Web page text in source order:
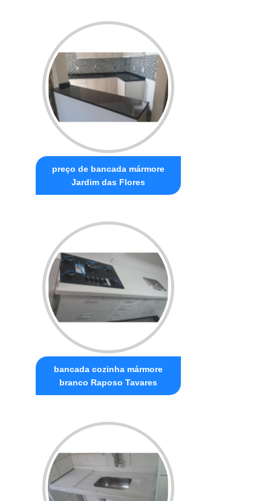
preço de bancada mármore
Jardim das Flores
bancada cozinha mármore
branco Raposo Tavares